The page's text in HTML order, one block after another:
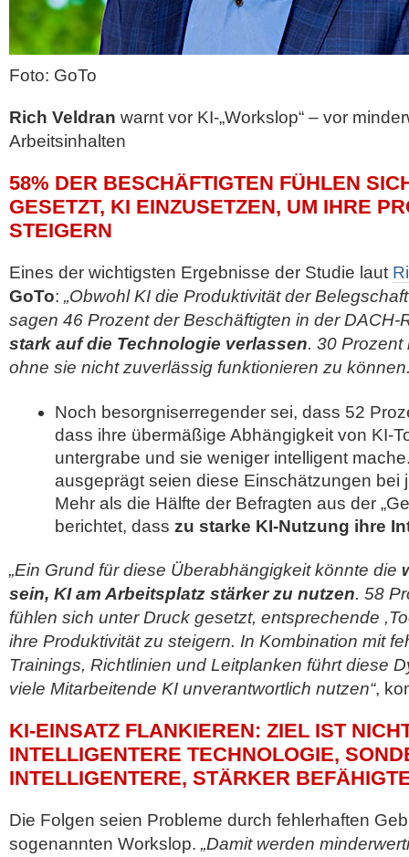
Foto: GoTo
Rich Veldran warnt vor KI-„Workslop“ – vor
Arbeitsinhalten
58% DER BESCHÄFTIGTEN FÜHLEN
GESETZT, KI EINZUSETZEN, UM IHRE
STEIGERN
Eines der wichtigsten Ergebnisse der Studie laut
GoTo: „Obwohl KI die Produktivität der
sagen 46 Prozent der Beschäftigten in der DACH-
stark auf die Technologie verlassen. 30 Prozent
ohne sie nicht zuverlässig funktionieren zu
Noch besorgniserregender sei, dass 52
dass ihre übermäßige Abhängigkeit von KI-
untergrabe und sie weniger intelligent
ausgeprägt seien diese Einschätzungen bei
Mehr als die Hälfte der Befragten aus der
berichtet, dass zu starke KI-Nutzung ihre
„Ein Grund für diese Überabhängigkeit könnte die
sein, KI am Arbeitsplatz stärker zu nutzen. 58
fühlen sich unter Druck gesetzt, entsprechende
ihre Produktivität zu steigern. In Kombination mit
Trainings, Richtlinien und Leitplanken führt diese
viele Mitarbeitende KI unverantwortlich nutzen“,
KI-EINSATZ FLANKIEREN: ZIEL IST
INTELLIGENTERE TECHNOLOGIE,
INTELLIGENTERE, STÄRKER
Die Folgen seien Probleme durch fehlerhaften
sogenannten Workslop. „Damit werden